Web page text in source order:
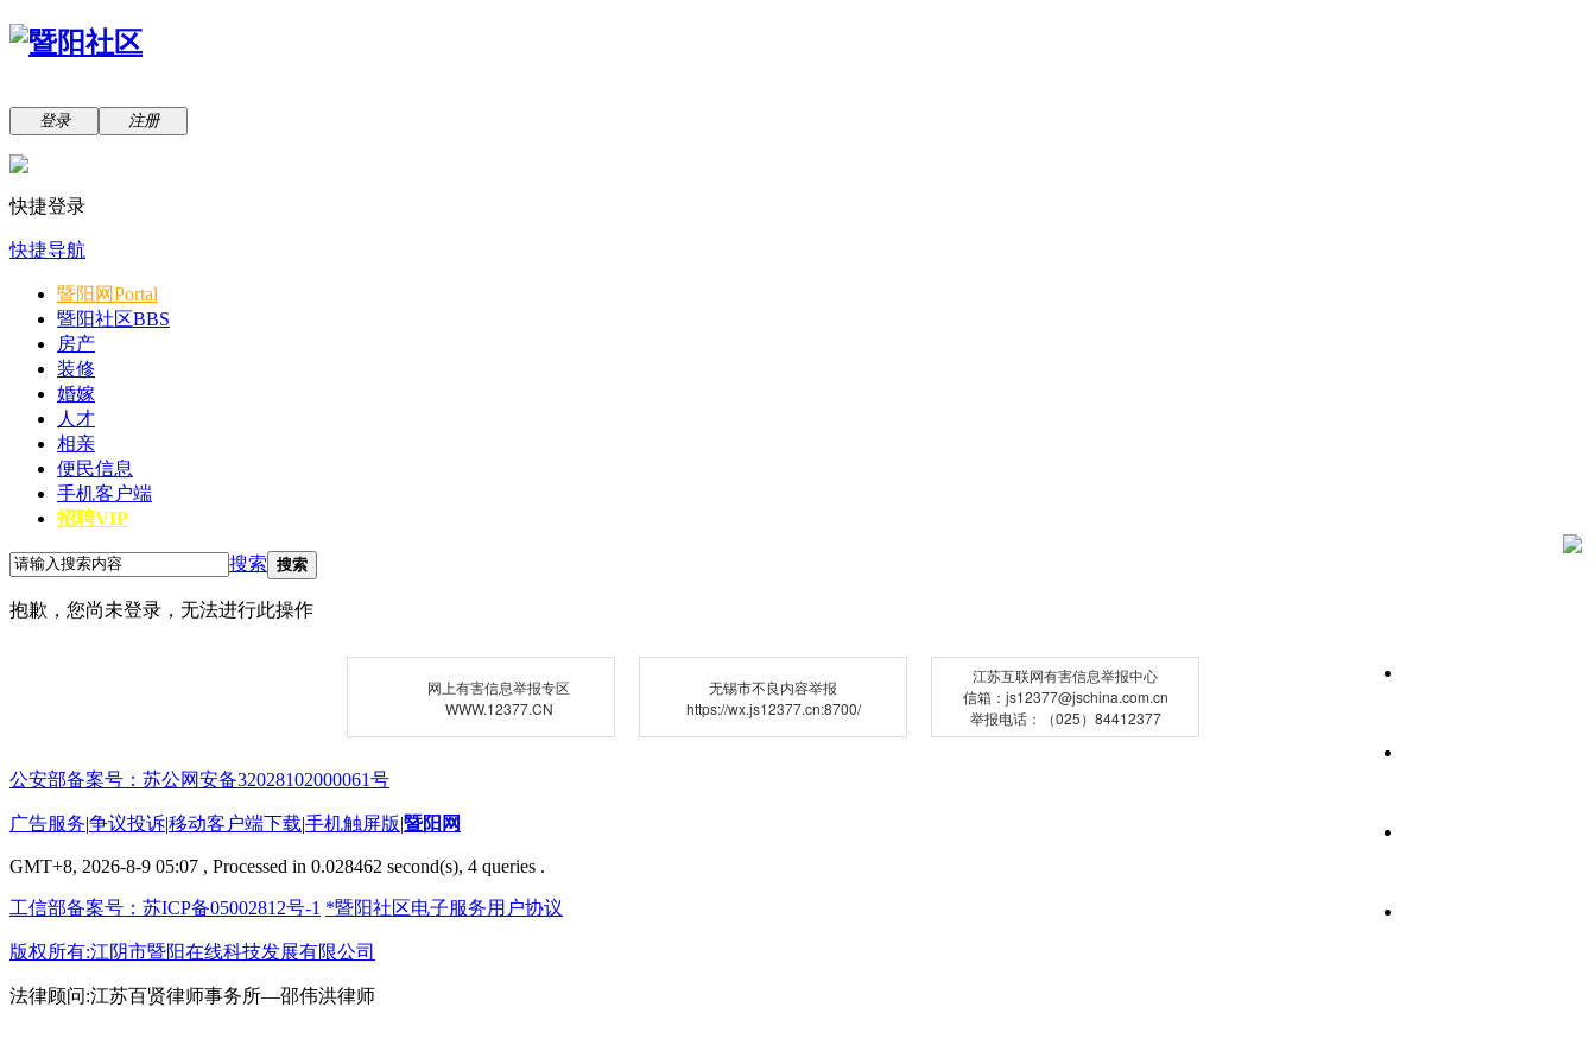
登录 注册
快捷登录
快捷导航
暨阳网Portal
暨阳社区BBS
房产
装修
婚嫁
人才
相亲
便民信息
手机客户端
招聘VIP
搜索 搜索
抱歉，您尚未登录，无法进行此操作
网上有害信息举报专区
WWW.12377.CN
无锡市不良内容举报
https://wx.js12377.cn:8700/
江苏互联网有害信息举报中心
信箱：js12377@jschina.com.cn
举报电话：（025）84412377
公安部备案号：苏公网安备32028102000061号
广告服务|争议投诉|移动客户端下载|手机触屏版|暨阳网
GMT+8, 2026-8-9 05:07 , Processed in 0.028462 second(s), 4 queries .
工信部备案号：苏ICP备05002812号-1 *暨阳社区电子服务用户协议
版权所有:江阴市暨阳在线科技发展有限公司
法律顾问:江苏百贤律师事务所—邵伟洪律师